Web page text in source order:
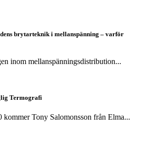
brytarteknik i mellanspänning – varför
inom mellanspänningsdistribution...
Termografi
kommer Tony Salomonsson från Elma...